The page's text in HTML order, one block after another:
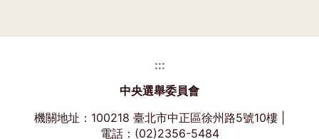
:::
中央選舉委員會
機關地址：100218 臺北市中正區徐州路5號10樓 |
電話：(02)2356-5484